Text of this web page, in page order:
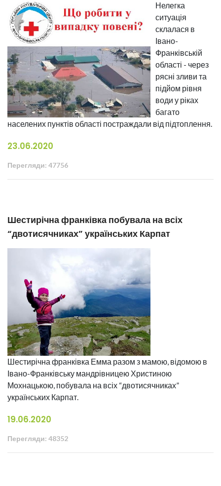
Нелегка
ситуація
склалася в
Івано-
Франківській
області - через
рясні зливи та
підйом рівня
води у ріках
багато
населених пунктів області постраждали від підтоплення.
23.06.2020
Перегляди: 47756
Шестирічна франківка побувала на всіх
“двотисячниках” українських Карпат
Шестирічна франківка Емма разом з мамою, відомою в
Івано-Франківську мандрівницею Христиною
Мохнацькою, побувала на всіх “двотисячниках”
українських Карпат.
19.06.2020
Перегляди: 48352